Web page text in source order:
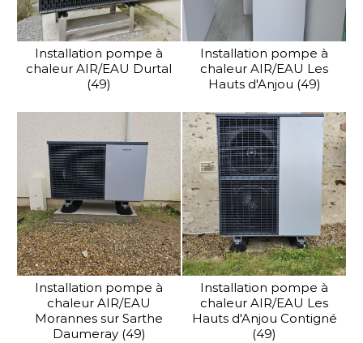
Installation pompe à
chaleur AIR/EAU Durtal
(49)
Installation pompe à
chaleur AIR/EAU Les
Hauts d'Anjou (49)
Installation pompe à
chaleur AIR/EAU
Morannes sur Sarthe
Daumeray (49)
Installation pompe à
chaleur AIR/EAU Les
Hauts d'Anjou Contigné
(49)